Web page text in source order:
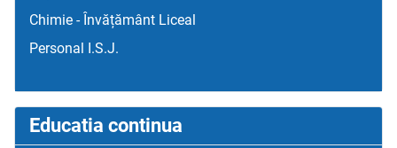
Chimie - Învățământ Liceal
Personal I.S.J.
Educatia continua